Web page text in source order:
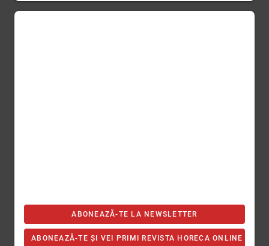
ABONEAZĂ-TE LA NEWSLETTER
ABONEAZĂ-TE ȘI VEI PRIMI REVISTA HORECA ONLINE